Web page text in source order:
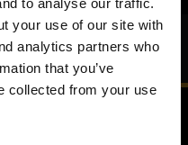
to analyse our traffic.
your use of our site with
analytics partners who
that you’ve
collected from your use